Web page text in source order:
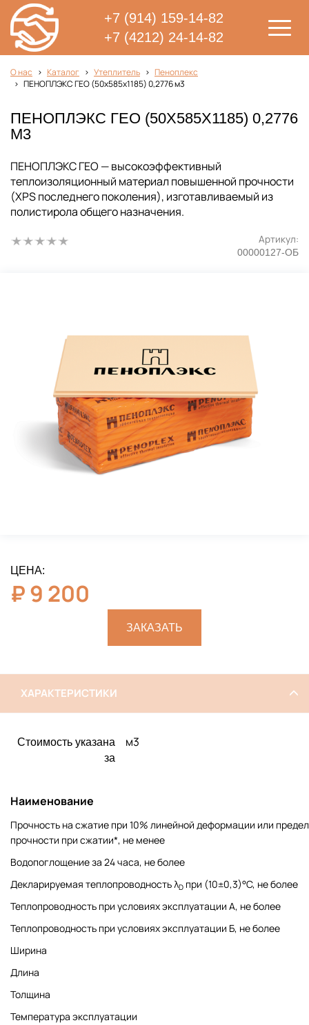
+7 (914) 159-14-82
+7 (4212) 24-14-82
О нас Каталог Утеплитель
Пеноплекс
ПЕНОПЛЭКС ГЕО (50x585x1185) 0,2776 м3
ПЕНОПЛЭКС ГЕО (50X585X1185) 0,2776
М3
ПЕНОПЛЭКС ГЕО — высокоэффективный
теплоизоляционный материал повышенной прочности
(XPS последнего поколения), изготавливаемый из
полистирола общего назначения.
Артикул:
00000127-ОБ
ЦЕНА:
₽9 200
ЗАКАЗАТЬ
ХАРАКТЕРИСТИКИ
Стоимость указана
за
м3
Наименование
Прочность на сжатие при 10% линейной деформации или предел
прочности при сжатии*, не менее
Водопоглощение за 24 часа, не более
Декларируемая теплопроводность λD при (10±0,3)°С, не более
Теплопроводность при условиях эксплуатации А, не более
Теплопроводность при условиях эксплуатации Б, не более
Ширина
Длина
Толщина
Температура эксплуатации